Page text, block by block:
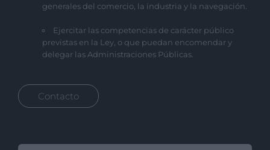
generales del comercio, la industria y la navegación.
Ejercitar las competencias de carácter público
previstas en la Ley, o que puedan encomendar y
delegar las Administraciones Públicas.
Contacto